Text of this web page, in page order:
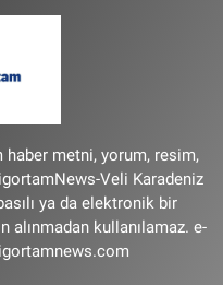
haber metni, yorum, resim,
Veli Karadeniz
ya da elektronik bir
kullanılamaz. e-